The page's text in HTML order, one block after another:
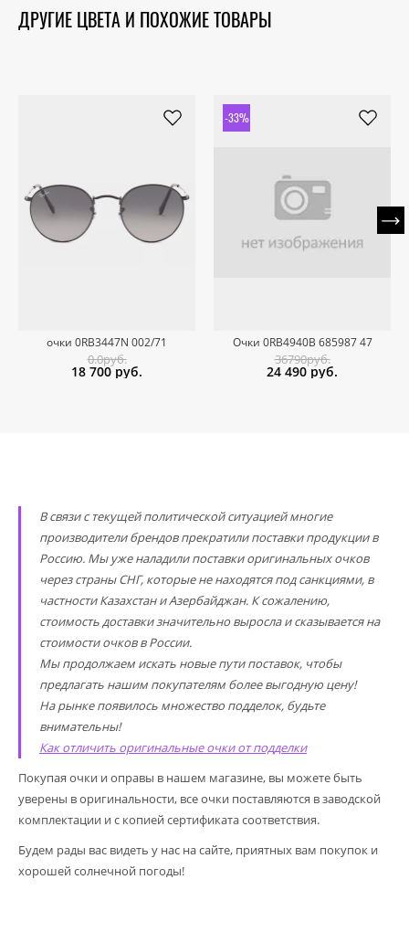
ДРУГИЕ ЦВЕТА И ПОХОЖИЕ ТОВАРЫ
очки 0RB3447N 002/71
0.0руб.
18 700 руб.
-33%
Очки 0RB4940B 685987 47
36790руб.
24 490 руб.
В связи с текущей политической ситуацией многие
производители брендов прекратили поставки продукции в
Россию. Мы уже наладили поставки оригинальных очков
через страны СНГ, которые не находятся под санкциями, в
частности Казахстан и Азербайджан. К сожалению,
стоимость доставки значительно выросла и сказывается на
стоимости очков в России.
Мы продолжаем искать новые пути поставок, чтобы
предлагать нашим покупателям более выгодную цену!
На рынке появилось множество подделок, будьте
внимательны!
Как отличить оригинальные очки от подделки
Покупая очки и оправы в нашем магазине, вы можете быть
уверены в оригинальности, все очки поставляются в заводской
комплектации и с копией сертификата соответствия.
Будем рады вас видеть у нас на сайте, приятных вам покупок и
хорошей солнечной погоды!